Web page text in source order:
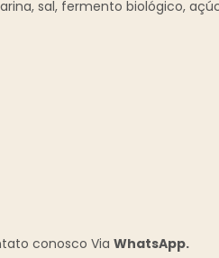
sal, fermento biológico,
conosco Via WhatsApp.